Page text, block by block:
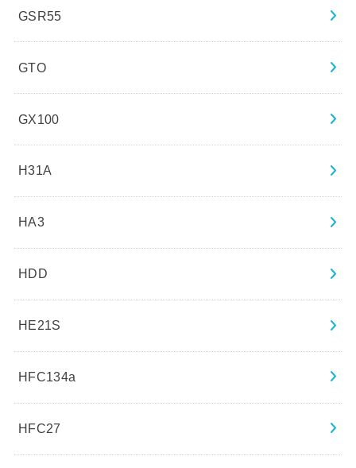
GSR55
GTO
GX100
H31A
HA3
HDD
HE21S
HFC134a
HFC27